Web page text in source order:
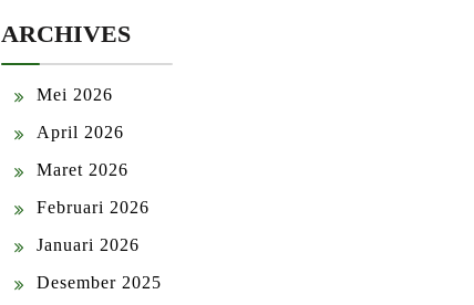
ARCHIVES
Mei 2026
April 2026
Maret 2026
Februari 2026
Januari 2026
Desember 2025